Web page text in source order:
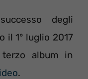
degli
il 1° luglio 2017
album in
.